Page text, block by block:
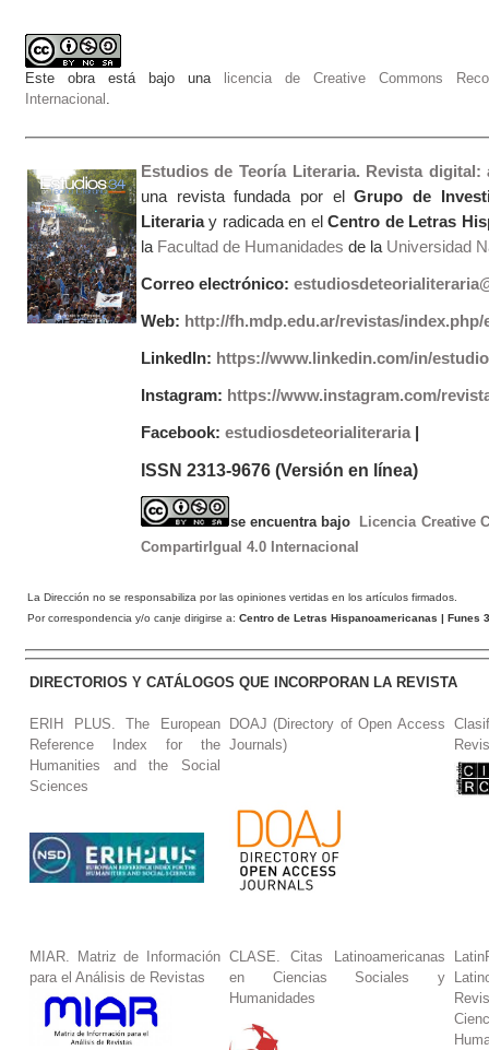
Este obra está bajo una
licencia de Creative Commons
Internacional
Estudios de Teoría Literaria. Revista
una revista fundada por elGrupo de
Literariay radicada en elCentro de Letras
la Facultad de Humanidades de laUniversidad
Correo electrónico:
Web: http://fh.mdp.edu.ar/revistas/index.php/
LinkedIn: https://www.linkedin.com/in/
Instagram: https://www.instagram.com/
Facebook: estudiosdeteorialiteraria|
ISSN 2313-9676 (Versión en línea)
se encuentra bajo
Licencia Creative
CompartirIgual 4.0 Internacional
La Dirección no se responsabiliza por las opiniones vertidas en los artículos firmados.
Por correspondencia y/o canje dirigirse a: Centro de Letras Hispanoamericanas | Funes
DIRECTORIOS Y CATÁLOGOS QUE INCORPORAN LA REVISTA
ERIH PLUS. The European
Reference Index for the
Humanities and the Social
Sciences
DOAJ (Directory of Open Access
Journals)
MIAR. Matriz de Información
para el Análisis de Revistas
CLASE. Citas Latinoamericanas
en Ciencias Sociales y
Humanidades